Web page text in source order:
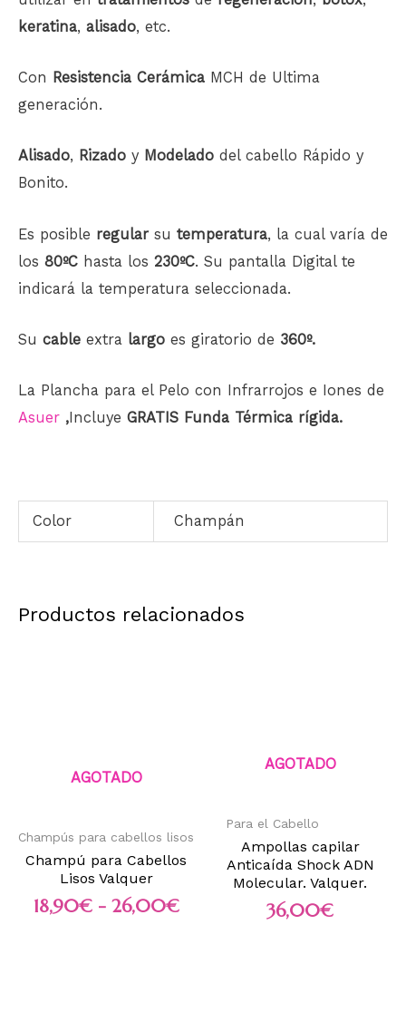
keratina, alisado, etc.
Con Resistencia Cerámica MCH de Ultima
generación.
Alisado, Rizado y Modelado del cabello Rápido y
Bonito.
Es posible regular su temperatura, la cual varía de
los 80ºC hasta los 230ºC. Su pantalla Digital te
indicará la temperatura seleccionada.
Su cable extra largo es giratorio de 360º.
La Plancha para el Pelo con Infrarrojos e Iones de
Asuer , Incluye GRATIS Funda Térmica rígida.
Color Champán
Productos relacionados
AGOTADO
Champús para cabellos lisos
Champú para Cabellos
Lisos Valquer
18,90€ - 26,00€
AGOTADO
Para el Cabello
Ampollas capilar
Anticaída Shock ADN
Molecular. Valquer.
36,00€